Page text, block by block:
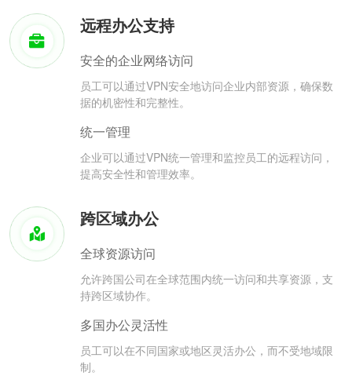
远程办公支持
安全的企业网络访问
员工可以通过VPN安全地访问企业内部资源，确保数
据的机密性和完整性。
统一管理
企业可以通过VPN统一管理和监控员工的远程访问，
提高安全性和管理效率。
跨区域办公
全球资源访问
允许跨国公司在全球范围内统一访问和共享资源，支
持跨区域协作。
多国办公灵活性
员工可以在不同国家或地区灵活办公，而不受地域限
制。